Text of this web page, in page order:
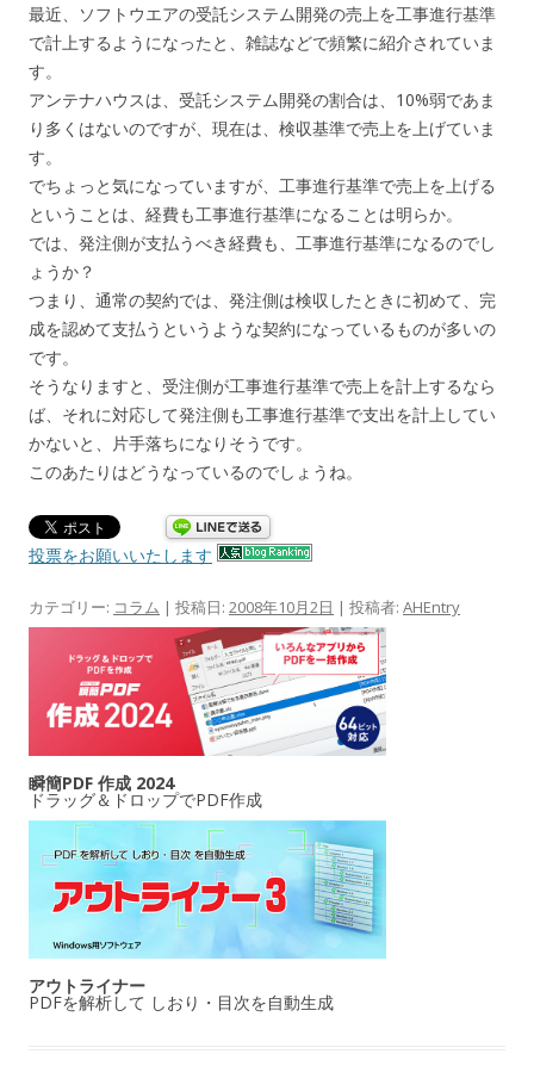
最近、ソフトウエアの受託システム開発の売上を工事進行基準
で計上するようになったと、雑誌などで頻繁に紹介されていま
す。
アンテナハウスは、受託システム開発の割合は、10%弱であま
り多くはないのですが、現在は、検収基準で売上を上げていま
す。
でちょっと気になっていますが、工事進行基準で売上を上げる
ということは、経費も工事進行基準になることは明らか。
では、発注側が支払うべき経費も、工事進行基準になるのでし
ょうか？
つまり、通常の契約では、発注側は検収したときに初めて、完
成を認めて支払うというような契約になっているものが多いの
です。
そうなりますと、受注側が工事進行基準で売上を計上するなら
ば、それに対応して発注側も工事進行基準で支出を計上してい
かないと、片手落ちになりそうです。
このあたりはどうなっているのでしょうね。
投票をお願いいたします
カテゴリー: コラム | 投稿日: 2008年10月2日 | 投稿者: AHEntry
瞬簡PDF 作成 2024
ドラッグ＆ドロップでPDF作成
アウトライナー
PDFを解析して しおり・目次を自動生成